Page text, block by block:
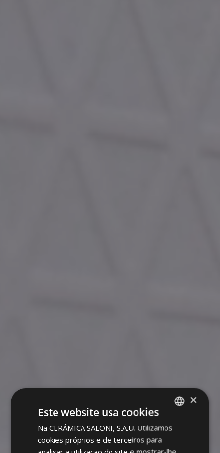
SPANISH
ENGLISH
×
Este website usa cookies
Na CERÁMICA SALONI, S.A.U. Utilizamos
cookies próprios e de terceiros para
analisar a utilização do site e mostrar-lhe